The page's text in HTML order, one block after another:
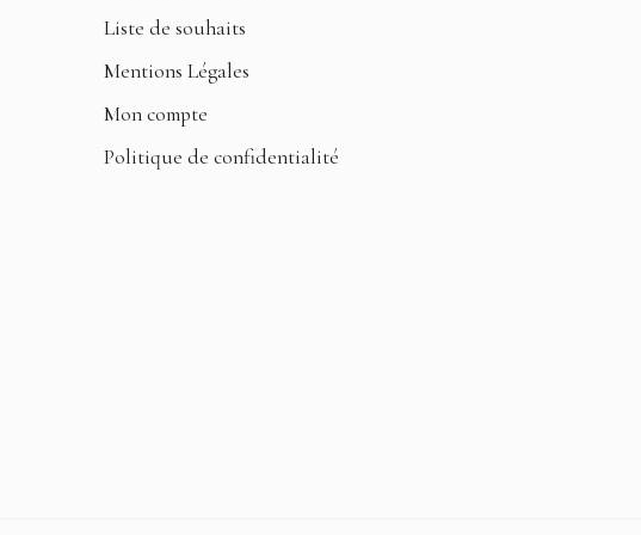
Liste de souhaits
Mentions Légales
Mon compte
Politique de confidentialité